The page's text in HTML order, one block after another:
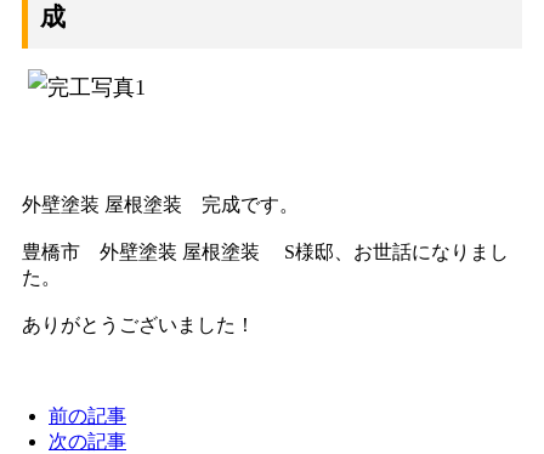
成
外壁塗装 屋根塗装 完成です。
豊橋市 外壁塗装 屋根塗装 S様邸、お世話になりまし
た。
ありがとうございました！
前の記事
次の記事